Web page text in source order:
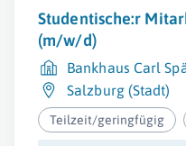
Studentische:r
(m/w/d)
Bankhaus Carl
Salzburg (Stadt)
Teilzeit/geringfügig